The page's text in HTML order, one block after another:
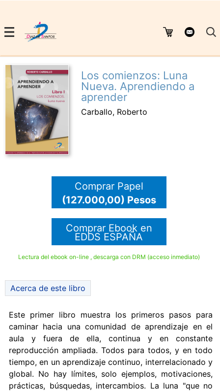
Los comienzos: Luna
Nueva. Aprendiendo a
aprender
Carballo, Roberto
Comprar Papel
(127.000,00) Pesos
Comprar Ebook en
EDDS ESPAÑA
Lectura del ebook on-line , descarga con DRM (acceso inmediato)
Acerca de este libro
Este primer libro muestra los primeros pasos para
caminar hacia una comunidad de aprendizaje en el
aula y fuera de ella, continua y en constante
reproducción ampliada. Todos para todos, y en todo
tiempo, en un aprendizaje continuo, interrelacionado y
global. No hay límites, solo ejemplos, motivaciones,
prácticas, búsquedas, intercambios. La luna "que no